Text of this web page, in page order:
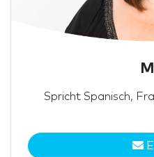
Spricht Spanisch,